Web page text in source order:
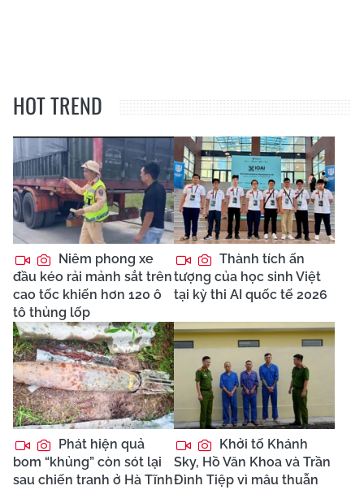
HOT TREND
Niêm phong xe
đầu kéo rải mảnh sắt trên
cao tốc khiến hơn 120 ô
tô thủng lốp
Thành tích ấn
tượng của học sinh Việt
tại kỳ thi AI quốc tế 2026
Phát hiện quả
bom “khủng” còn sót lại
sau chiến tranh ở Hà Tĩnh
Khởi tố Khánh
Sky, Hồ Văn Khoa và Trần
Đình Tiệp vì mâu thuẫn